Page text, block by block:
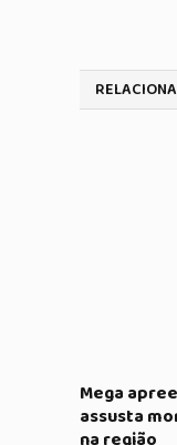
Mega
assusta